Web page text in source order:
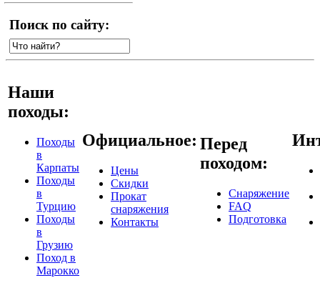
Поиск по сайту:
Наши
походы:
Походы
в
Карпаты
Походы
в
Турцию
Походы
в
Грузию
Поход в
Марокко
Официальное:
Цены
Скидки
Прокат
снаряжения
Контакты
Перед
походом:
Снаряжение
FAQ
Подготовка